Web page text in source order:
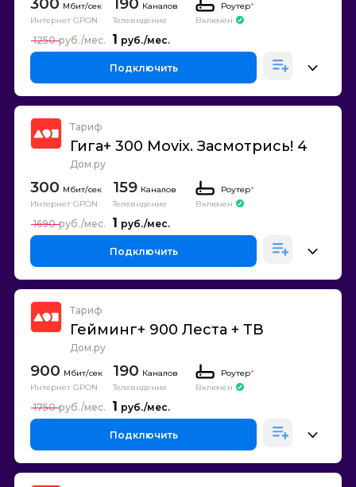
Интернет GPON
Каналов
Телевидение
Роутер*
Включен
1
1250
Подключить
Тариф
Гига+ 300 Movix. Засмотрись! 4
Дом.ру
300
Интернет GPON
159 Каналов
Телевидение
Роутер*
Включен
1
1690
Подключить
Тариф
Гейминг+ 900 Леста + ТВ
Дом.ру
900
Интернет GPON
190 Каналов
Телевидение
Роутер*
Включен
1
1750
Подключить